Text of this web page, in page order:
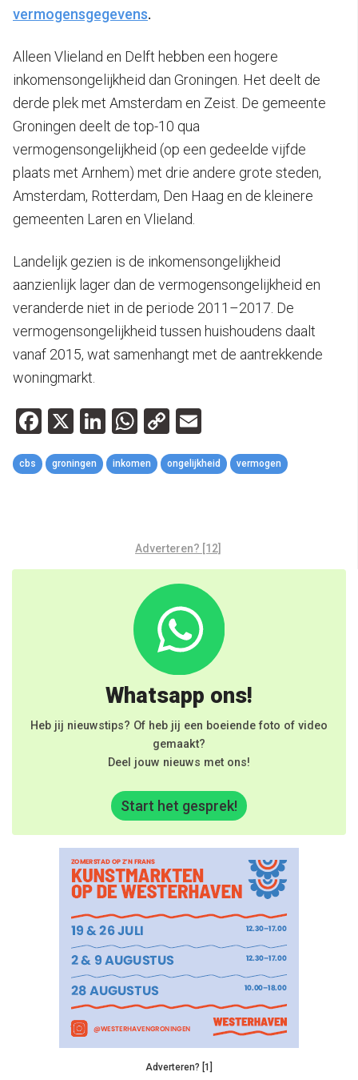
vermogensgegevens.
Alleen Vlieland en Delft hebben een hogere
inkomensongelijkheid dan Groningen. Het deelt de
derde plek met Amsterdam en Zeist. De gemeente
Groningen deelt de top-10 qua
vermogensongelijkheid (op een gedeelde vijfde
plaats met Arnhem) met drie andere grote steden,
Amsterdam, Rotterdam, Den Haag en de kleinere
gemeenten Laren en Vlieland.
Landelijk gezien is de inkomensongelijkheid
aanzienlijk lager dan de vermogensongelijkheid en
veranderde niet in de periode 2011–2017. De
vermogensongelijkheid tussen huishoudens daalt
vanaf 2015, wat samenhangt met de aantrekkende
woningmarkt.
Facebook
X LinkedIn
WhatsApp
Copy
Link
cbs groningen inkomen ongelijkheid vermogen
Adverteren? [12]
Whatsapp ons!
Heb jij nieuwstips? Of heb jij een boeiende foto of video
gemaakt?
Deel jouw nieuws met ons!
Start het gesprek!
Adverteren? [1]